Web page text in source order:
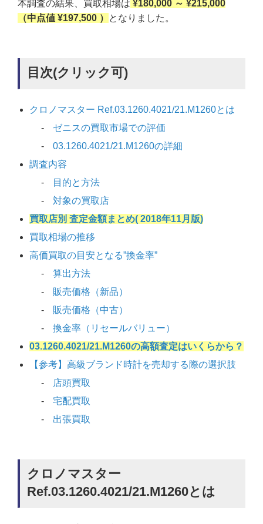
本調査の結果、買取相場は ¥180,000 ～ ¥215,000
（中点値 ¥197,500 ）
となりました。
目次(クリック可)
クロノマスター Ref.03.1260.4021/21.M1260とは
ゼニスの買取市場での評価
03.1260.4021/21.M1260の詳細
調査内容
目的と方法
対象の買取店
買取店別 査定金額まとめ( 2018年11月版)
買取相場の推移
高価買取の目安となる”換金率”
算出方法
販売価格（新品）
販売価格（中古）
換金率（リセールバリュー）
03.1260.4021/21.M1260の高額査定はいくらから？
【参考】高級ブランド時計を売却する際の選択肢
店頭買取
宅配買取
出張買取
クロノマスター
Ref.03.1260.4021/21.M1260とは